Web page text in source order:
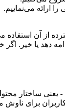
ارائه می‌نماییم.
از آن
دهد یا خیر. اگر
ساختار
برای